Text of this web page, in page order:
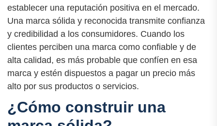
establecer una reputación positiva en el mercado.
Una marca sólida y reconocida transmite confianza
y credibilidad a los consumidores. Cuando los
clientes perciben una marca como confiable y de
alta calidad, es más probable que confíen en esa
marca y estén dispuestos a pagar un precio más
alto por sus productos o servicios.
¿Cómo construir una